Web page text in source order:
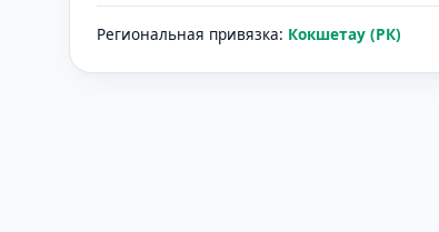
Региональная привязка: Кокшетау (РК)